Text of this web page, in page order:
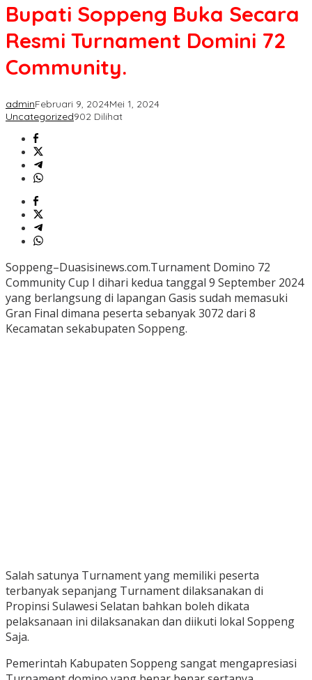
Secara
Resmi
Turnament
Bupati Soppeng Buka Secara
Resmi Turnament Domini 72
Community.
adminFebruari 9, 2024Mei 1, 2024
Uncategorized902 Dilihat
Soppeng–Duasisinews.com.Turnament Domino 72
Community Cup I dihari kedua tanggal 9 September 2024
yang berlangsung di lapangan Gasis sudah memasuki
Gran Final dimana peserta sebanyak 3072 dari 8
Kecamatan sekabupaten Soppeng.
Salah satunya Turnament yang memiliki peserta
terbanyak sepanjang Turnament dilaksanakan di
Propinsi Sulawesi Selatan bahkan boleh dikata
pelaksanaan ini dilaksanakan dan diikuti lokal Soppeng
Saja.
Pemerintah Kabupaten Soppeng sangat mengapresiasi